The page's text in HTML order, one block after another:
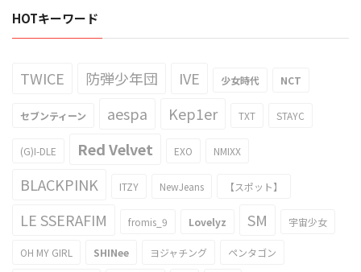
HOTキーワード
TWICE 防弾少年団 IVE 少女時代 NCT
セブンティーン aespa Kep1er TXT STAYC
(G)I-DLE Red Velvet EXO NMIXX
BLACKPINK ITZY NewJeans 【スポット】
LE SSERAFIM fromis_9 Lovelyz SM 宇宙少女
OH MY GIRL SHINee ヨジャチング ペンタゴン